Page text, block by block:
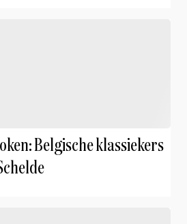
Belgische klassiekers